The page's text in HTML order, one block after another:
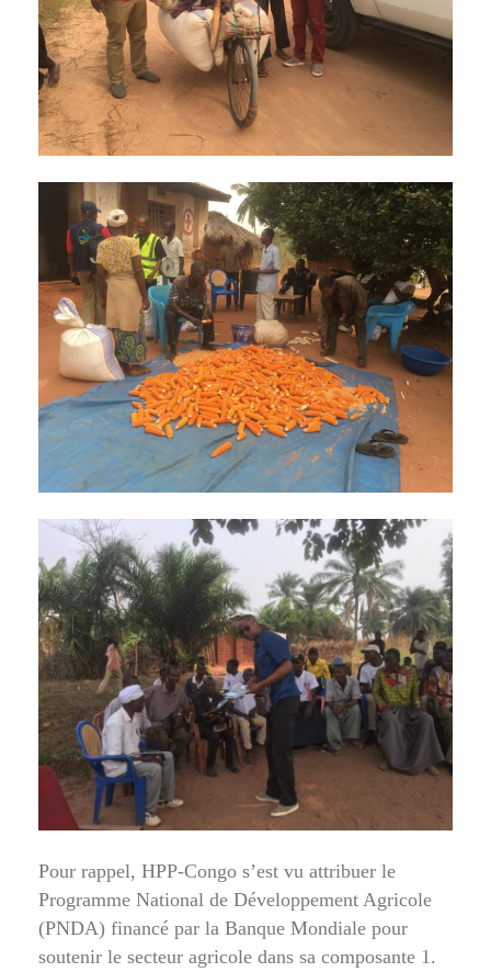
Pour rappel, HPP-Congo s’est vu attribuer le
Programme National de Développement Agricole
(PNDA) financé par la Banque Mondiale pour
soutenir le secteur agricole dans sa composante 1.